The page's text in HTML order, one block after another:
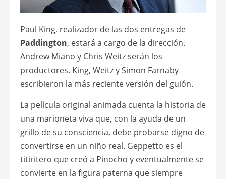
Paul King, realizador de las dos entregas de
Paddington, estará a cargo de la dirección.
Andrew Miano y Chris Weitz serán los
productores. King, Weitz y Simon Farnaby
escribieron la más reciente versión del guión.
La película original animada cuenta la historia de
una marioneta viva que, con la ayuda de un
grillo de su consciencia, debe probarse digno de
convertirse en un niño real. Geppetto es el
titiritero que creó a Pinocho y eventualmente se
convierte en la figura paterna que siempre